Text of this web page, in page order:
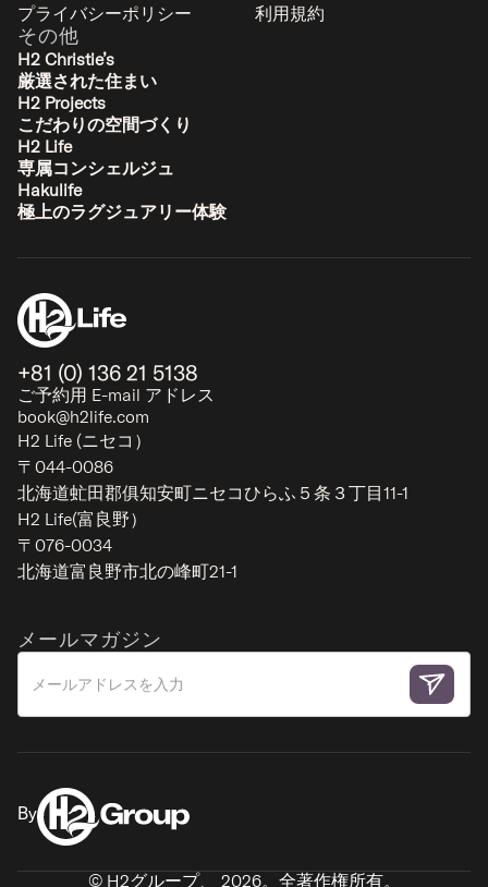
プライバシーポリシー
利用規約
その他
H2 Christie’s
厳選された住まい
H2 Projects
こだわりの空間づくり
H2 Life
専属コンシェルジュ
Hakulife
極上のラグジュアリー体験
+81 (0) 136 21 5138
ご予約用 E-mail アドレス
book@h2life.com
H2 Life (ニセコ）
〒044-0086
北海道虻田郡俱知安町ニセコひらふ５条３丁目11-1
H2 Life(富良野）
〒076-0034
北海道富良野市北の峰町21-1
メールマガジン
By
© H2グループ、 2026。全著作権所有。